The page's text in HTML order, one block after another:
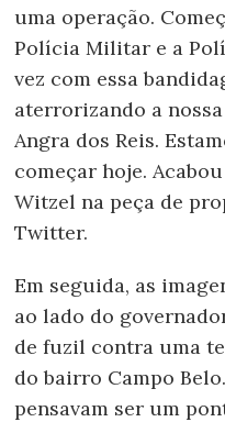
uma operação.
Polícia Militar e a
vez com essa
aterrorizando a
Angra dos Reis.
começar hoje.
Witzel na peça de
Twitter.
Em seguida, as
ao lado do
de fuzil contra uma
do bairro Campo
pensavam ser um